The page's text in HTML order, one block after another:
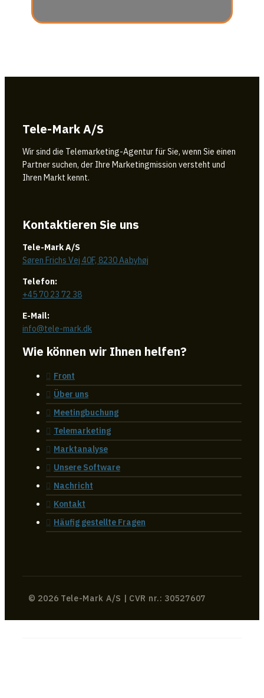
Tele-Mark A/S
Wir sind die Telemarketing-Agentur für Sie, wenn Sie einen
Partner suchen, der Ihre Marketingmission versteht und
Ihren Markt kennt.
Kontaktieren Sie uns
Tele-Mark A/S
Søren Frichs Vej 40F, 8230 Aabyhøj
Telefon:
+45 70 23 72 38
E-Mail:
info@tele-mark.dk
Wie können wir Ihnen helfen?
Front
Über uns
Meetingbuchung
Telemarketing
Marktanalyse
Unsere Software
Nachricht
Kontakt
Häufig gestellte Fragen
© 2026 Tele-Mark A/S | CVR nr.: 30527607